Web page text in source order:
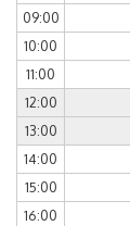
09:00
10:00
11:00
12:00
13:00
14:00
15:00
16:00